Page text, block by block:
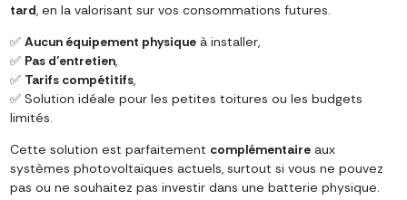
tard, en la valorisant sur vos consommations futures.
✅ Aucun équipement physiqueà installer,
✅ Pas d’entretien,
✅ Tarifs compétitifs,
✅ Solution idéale pour les petites toitures ou les budgets
limités.
Cette solution est parfaitement complémentaireaux
systèmes photovoltaïques actuels, surtout si vous ne pouvez
pas ou ne souhaitez pas investir dans une batterie physique.